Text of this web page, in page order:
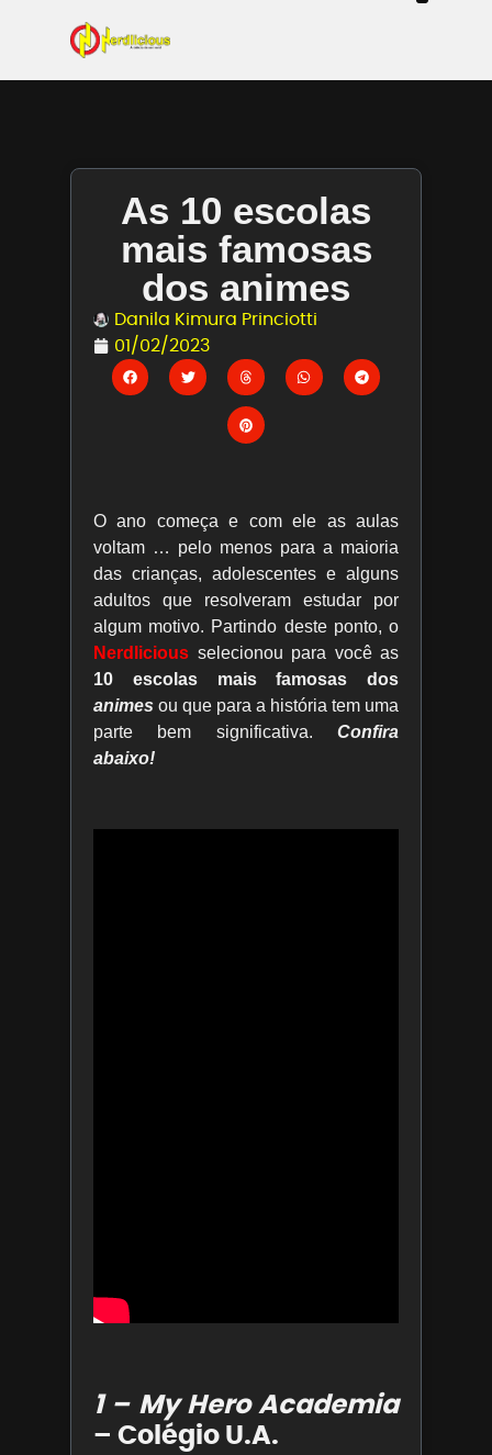
As 10 escolas
mais famosas
dos animes
Danila Kimura Princiotti
01/02/2023
O ano começa e com ele as aulas
voltam … pelo menos para a maioria
das crianças, adolescentes e alguns
adultos que resolveram estudar por
algum motivo. Partindo deste ponto, o
Nerdlicious selecionou para você as
10 escolas mais famosas dos
animes ou que para a história tem uma
parte bem significativa. Confira
abaixo!
1 – My Hero Academia
– Colégio U.A.